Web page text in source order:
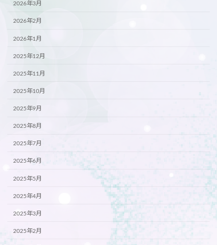
2026年3月
2026年2月
2026年1月
2025年12月
2025年11月
2025年10月
2025年9月
2025年8月
2025年7月
2025年6月
2025年5月
2025年4月
2025年3月
2025年2月